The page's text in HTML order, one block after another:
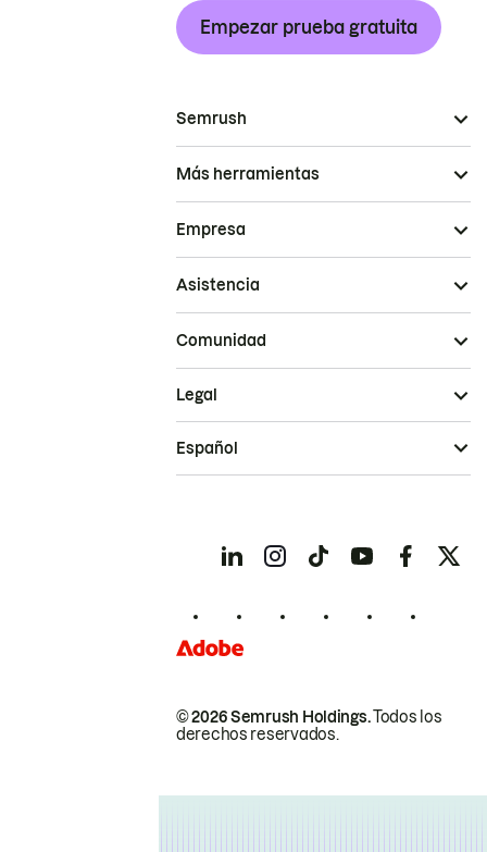
Empezar prueba gratuita
Semrush
Más herramientas
Empresa
Asistencia
Comunidad
© 2026 Semrush Holdings.Todos los
derechos reservados.
Legal
Español